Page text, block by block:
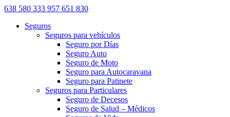
638 580 333 957 651 830
Seguros
Seguros para vehículos
Seguro por Días
Seguro Auto
Seguro de Moto
Seguro para Autocaravana
Seguro para Patinete
Seguros para Particulares
Seguro de Decesos
Seguro de Salud – Médicos